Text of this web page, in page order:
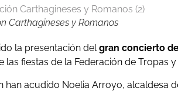
Carthagineses y Romanos
la presentación delgran concierto
las fiestas de la Federación de Tropas
han acudido Noelia Arroyo, alcaldesa